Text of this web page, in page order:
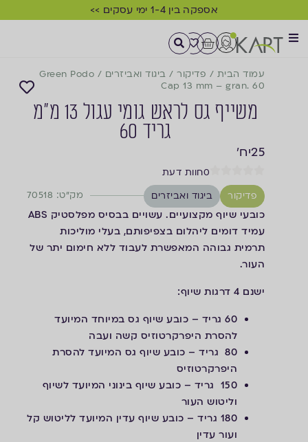
אספקה בין 1-4 ימי עסקים >>
עמוד הבית / פדיקור/ ביגוד ואביזרים /
Green Podo
Cap 13 mm – gran. 60
משייף גס לראש גומי עגול 13 מ"מ
גריד 60
25יח'
0חוות דעת
פדיקור
ביגוד ואביזרים מק"ט: 70518
כובעי שיוף מקצועיים. עשויים בבסיס מפלסטיק ABS
עמיד דומים ליהלום בצפיפותם, בעלי מוליכות
תרמית גבוהה המאפשרת לעבוד ללא חימום יתר של
העור.
ישנם 4 דרגות שיוף:
60 גריד – כובע שיוף גס במיוחד המיועד
להסרת היפרקרטוזיס קשה ועבה
80 גריד – כובע שיוף גס המיועד להסרת
היפרקרטוזיס
150 גריד – כובע שיוף בינוני המיועד לשיוף
וליטוש העור
180 גריד – כובע שיוף עדין המיועד לליטוש קל
ועור עדין